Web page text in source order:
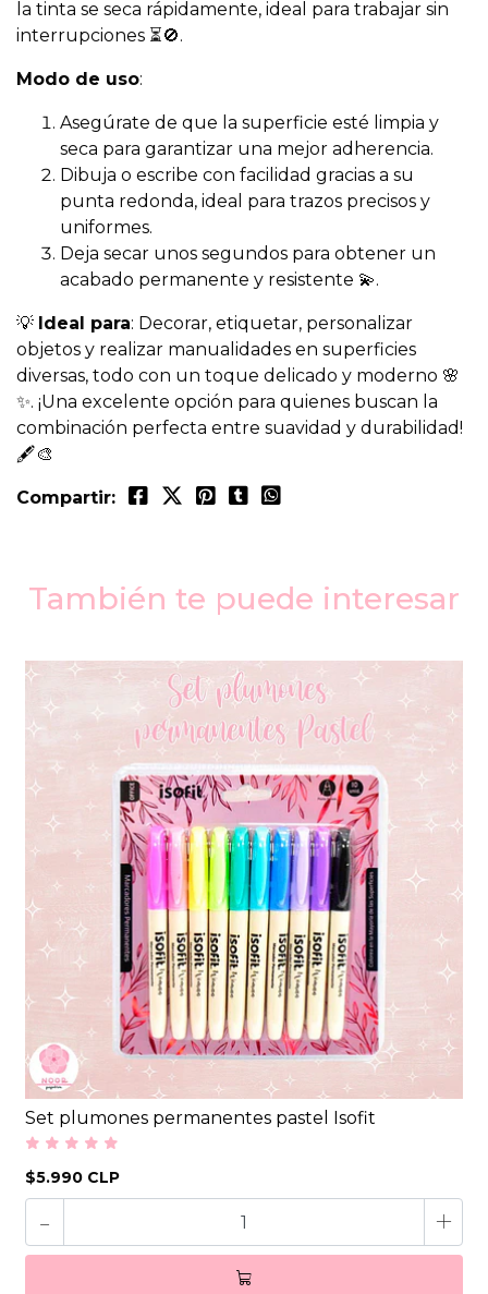
la tinta se seca rápidamente, ideal para trabajar sin
interrupciones ⏳🚫.
Modo de uso:
Asegúrate de que la superficie esté limpia y
seca para garantizar una mejor adherencia.
Dibuja o escribe con facilidad gracias a su
punta redonda, ideal para trazos precisos y
uniformes.
Deja secar unos segundos para obtener un
acabado permanente y resistente 💫.
💡 Ideal para: Decorar, etiquetar, personalizar
objetos y realizar manualidades en superficies
diversas, todo con un toque delicado y moderno 🌸
✨. ¡Una excelente opción para quienes buscan la
combinación perfecta entre suavidad y durabilidad!
🖋️🎨
Compartir:
También te puede interesar
Set plumones permanentes pastel Isofit
$5.990 CLP
- +